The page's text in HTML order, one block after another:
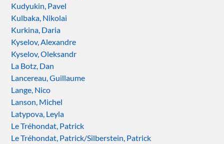
Kudyukin, Pavel
Kulbaka, Nikolai
Kurkina, Daria
Kyselov, Alexandre
Kyselov, Oleksandr
La Botz, Dan
Lancereau, Guillaume
Lange, Nico
Lanson, Michel
Latypova, Leyla
Le Tréhondat, Patrick
Le Tréhondat, Patrick/Silberstein, Patrick